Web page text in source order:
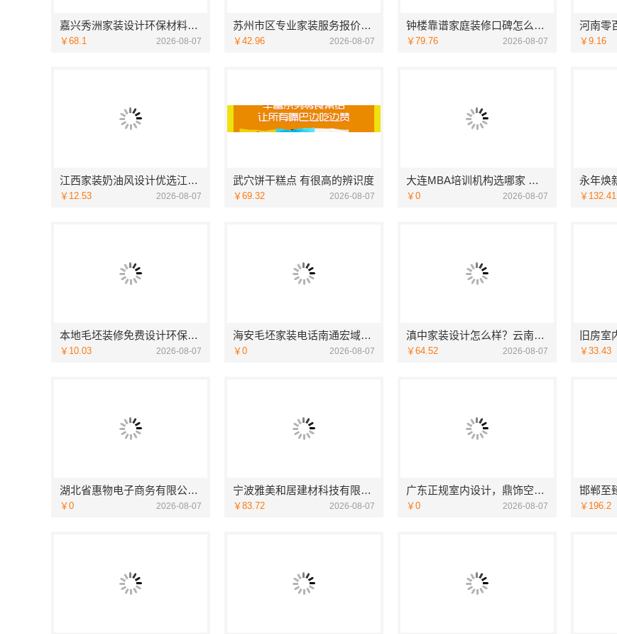
嘉兴秀洲家装设计环保材料推荐嘉兴美派建材
￥68.1 2026-08-07
苏州市区专业家装服务报价老房翻新苏州百年豪庭新材料有限公司
￥42.96 2026-08-07
钟楼靠谱家庭装修口碑怎么样，常州宜居佳装饰好评案例
￥79.76 2026-08-07 ￥9.16
江西家装奶油风设计优选江西尚宅尚品新型环保材料有限公司
￥12.53 2026-08-07
武穴饼干糕点 有很高的辨识度
￥69.32 2026-08-07
大连MBA培训机构选哪家 社科赛斯MBA考研定制专属学生方案
￥0 2026-08-07 ￥132.41
本地毛坯装修免费设计环保，浙江臻美护航
￥10.03 2026-08-07
海安毛坯家装电话南通宏域全宅装饰建材有限公司
￥0 2026-08-07
滇中家装设计怎么样？云南至高新型建材有限公司设计专业
￥64.52 2026-08-07 ￥33.43
湖北省惠物电子商务有限公司优惠数码家电工具价格
￥0 2026-08-07
宁波雅美和居建材科技有限公司|宁波余姚家装设计到店咨询
￥83.72 2026-08-07
广东正规室内设计，鼎饰空间透明化施工
￥0 2026-08-07 ￥196.2